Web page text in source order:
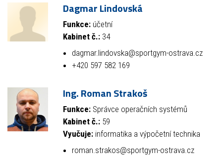
Dagmar Lindovská
Funkce: účetní
Kabinet č.: 34
dagmar.lindovska@sportgym-ostrava.cz
+420 597 582 169
Ing. Roman Strakoš
Funkce: Správce operačních systémů
Kabinet č.: 59
Vyučuje: informatika a výpočetní technika
roman.strakos@sportgym-ostrava.cz